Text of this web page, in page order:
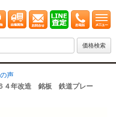
声
４年改造 銘板 鉄道プレー